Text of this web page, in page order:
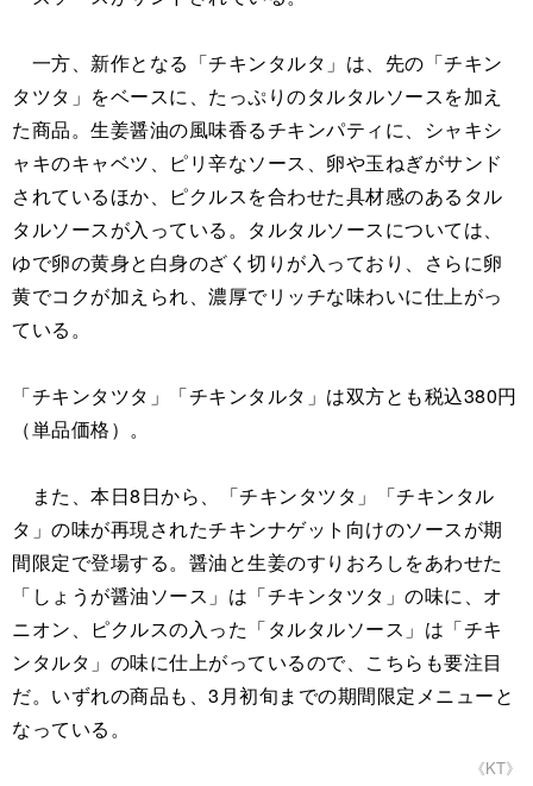
一方、新作となる「チキンタルタ」は、先の「チキン
タツタ」をベースに、たっぷりのタルタルソースを加え
た商品。生姜醤油の風味香るチキンパティに、シャキシ
ャキのキャベツ、ピリ辛なソース、卵や玉ねぎがサンド
されているほか、ピクルスを合わせた具材感のあるタル
タルソースが入っている。タルタルソースについては、
ゆで卵の黄身と白身のざく切りが入っており、さらに卵
黄でコクが加えられ、濃厚でリッチな味わいに仕上がっ
ている。
「チキンタツタ」「チキンタルタ」は双方とも税込380円
（単品価格）。
また、本日8日から、「チキンタツタ」「チキンタル
タ」の味が再現されたチキンナゲット向けのソースが期
間限定で登場する。醤油と生姜のすりおろしをあわせた
「しょうが醤油ソース」は「チキンタツタ」の味に、オ
ニオン、ピクルスの入った「タルタルソース」は「チキ
ンタルタ」の味に仕上がっているので、こちらも要注目
だ。いずれの商品も、3月初旬までの期間限定メニューと
なっている。
《KT》